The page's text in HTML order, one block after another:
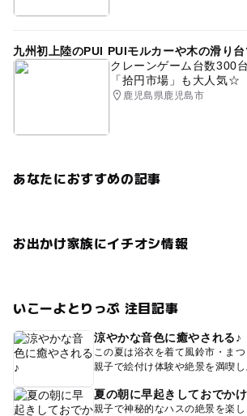
九州初上陸のPUI PUIモルカーや木の滑り
クレーンゲーム台数300
「拾円市場」も大人気☆
鹿児島県鹿児島市
あなたにおすすめの記事
お出かけ家族にイチオシ情報
いこーよとりっぷ 注目記事
涼やかな音色に癒やされる♪
この夏は浴衣を着て風鈴市・まつ
親子で絵付け体験や絶景を満喫し
夏の朝に早起きしておでか
親子で神秘的なハスの絶景を楽し